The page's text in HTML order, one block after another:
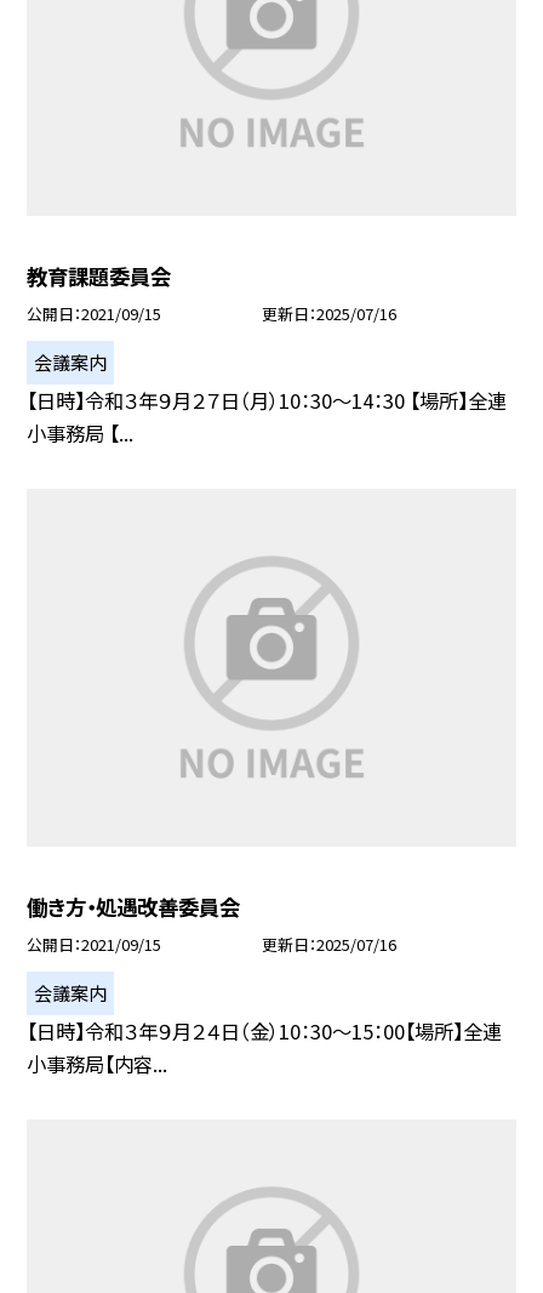
教育課題委員会
公開日 2021/09/15 更新日 2025/07/16
会議案内
【日時】令和３年９月２７日（月）10：30〜14：30 【場所】全連
小事務局 【...
働き方・処遇改善委員会
公開日 2021/09/15 更新日 2025/07/16
会議案内
【日時】令和３年９月２４日（金）10：30〜15：00【場所】全連
小事務局【内容...